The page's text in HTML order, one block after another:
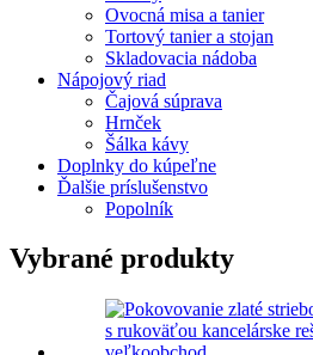
Ovocná misa a tanier
Tortový tanier a stojan
Skladovacia nádoba
Nápojový riad
Čajová súprava
Hrnček
Šálka ​​kávy
Doplnky do kúpeľne
Ďalšie príslušenstvo
Popolník
Vybrané produkty